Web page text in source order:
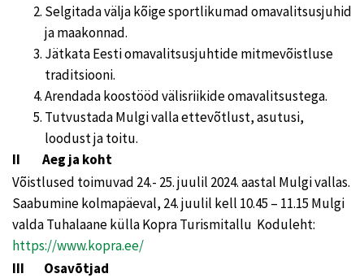
Selgitada välja kõige sportlikumad omavalitsusjuhid
ja maakonnad.
Jätkata Eesti omavalitsusjuhtide mitmevõistluse
traditsiooni.
Arendada koostööd välisriikide omavalitsustega.
Tutvustada Mulgi valla ettevõtlust, asutusi,
loodust ja toitu.
II Aeg ja koht
Võistlused toimuvad 24.- 25. juulil 2024. aastal Mulgi vallas.
Saabumine kolmapäeval, 24. juulil kell 10.45 – 11.15 Mulgi
valda Tuhalaane külla Kopra Turismitallu Koduleht:
https://www.kopra.ee/
III Osavõtjad